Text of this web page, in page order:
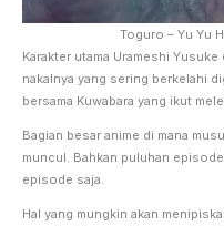
Toguro – Yu Yu
Karakter utama Urameshi
nakalnya yang sering berkelahi
bersama Kuwabara yang ikut
Bagian besar anime di mana
muncul. Bahkan puluhan
episode saja.
Hal yang mungkin akan